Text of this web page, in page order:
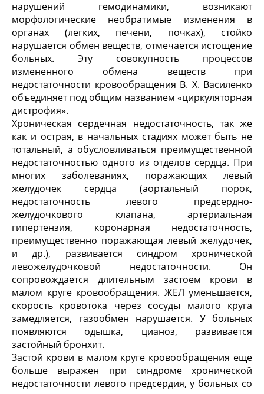
нарушений гемодинамики, возникают
морфологические необратимые изменения в
органах (легких, печени, почках), стойко
нарушается обмен веществ, отмечается истощение
больных. Эту совокупность процессов
измененного обмена веществ при
недостаточности кровообращения В. X. Василенко
объединяет под общим названием «циркуляторная
дистрофия».
Хроническая сердечная недостаточность, так же
как и острая, в начальных стадиях может быть не
тотальный, а обусловливаться преимущественной
недостаточностью одного из отделов сердца. При
многих заболеваниях, поражающих левый
желудочек сердца (аортальный порок,
недостаточность левого предсердно-
желудочкового клапана, артериальная
гипертензия, коронарная недостаточность,
преимущественно поражающая левый желудочек,
и др.), развивается синдром хронической
левожелудочковой недостаточности. Он
сопровождается длительным застоем крови в
малом круге кровообращения. ЖЕЛ уменьшается,
скорость кровотока через сосуды малого круга
замедляется, газообмен нарушается. У больных
появляются одышка, цианоз, развивается
застойный бронхит.
Застой крови в малом круге кровообращения еще
больше выражен при синдроме хронической
недостаточности левого предсердия, у больных со